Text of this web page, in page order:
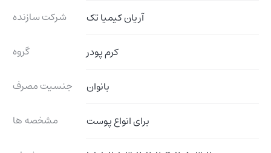
شرکت سازنده
آریان کیمیا تک
گروه
کرم پودر
جنسیت مصرف
بانوان
مشخصه ها
برای انواع پوست